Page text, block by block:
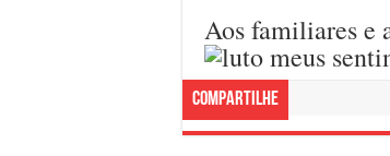
Aos familiares e
Compartilhe